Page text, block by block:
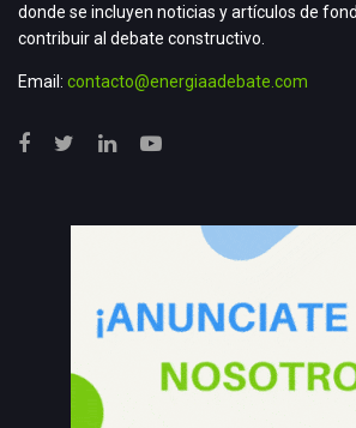
donde se incluyen noticias y artículos de
contribuir al debate constructivo.
Email: contacto@energiaadebate.com